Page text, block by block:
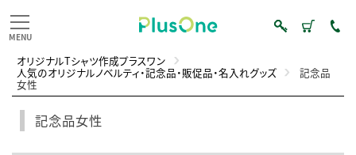
オリジナルTシャツ作成プラスワン
人気のオリジナルノベルティ・記念品・販促品・名入れグッズ 記念品
女性
記念品女性